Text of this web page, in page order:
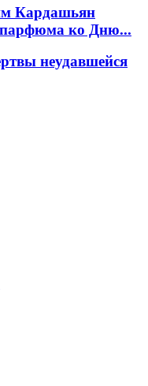
Кардашьян
парфюма ко Дню...
неудавшейся